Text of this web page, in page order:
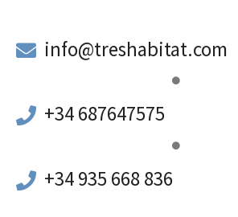
info@treshabitat.com
+34 687647575
+34 935 668 836